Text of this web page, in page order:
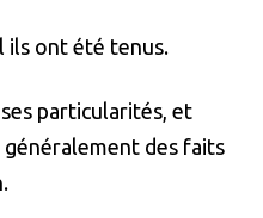
ils ont été tenus.
particularités, et
généralement des faits